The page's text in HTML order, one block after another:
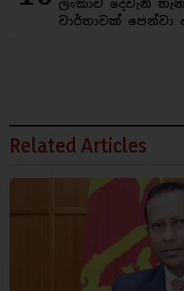
ලංකාව දෙවැනි
වාර්තාවක් පෙන්වා
Related Articles